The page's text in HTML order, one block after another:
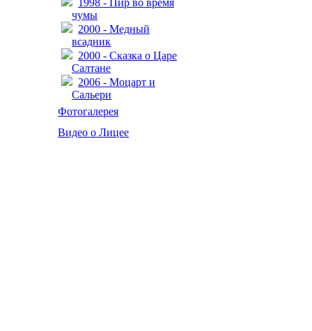
1998 - Пир во время
чумы
2000 - Медный
всадник
2000 - Сказка о Царе
Салтане
2006 - Моцарт и
Сальери
Фотогалерея
Видео о Лицее